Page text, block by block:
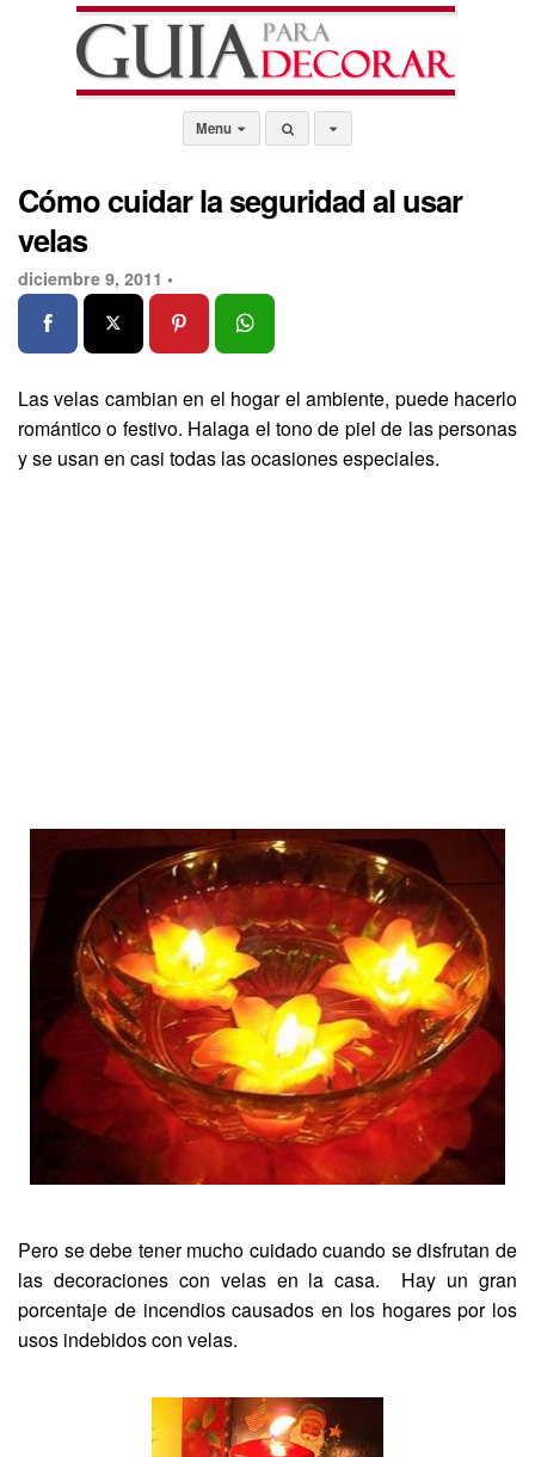
Menu
Cómo cuidar la seguridad al usar
velas
diciembre 9, 2011 •
Las velas cambian en el hogar el ambiente, puede hacerlo
romántico o festivo. Halaga el tono de piel de las personas
y se usan en casi todas las ocasiones especiales.
Pero se debe tener mucho cuidado cuando se disfrutan de
las decoraciones con velas en la casa. Hay un gran
porcentaje de incendios causados en los hogares por los
usos indebidos con velas.